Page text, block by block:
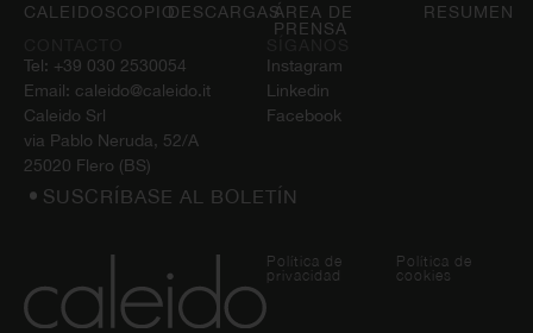
Tel: +39 030 2530054
Email: caleido@caleido.it
Caleido Srl
via Pablo Neruda, 52/A
25020 Flero (BS)
Instagram
Linkedin
Facebook
CALEIDOSCOPIODESCARGASÁREA DE
PRENSA
RESUMEN
SUSCRÍBASE AL BOLETÍN
Política de
privacidad
Política de
cookies